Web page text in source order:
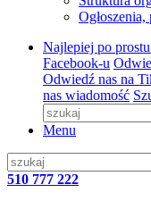
Ogłoszenia,
Najlepiej po
Facebook-u
Odwiedź nas na
nas wiadomość
Menu
510 777 222